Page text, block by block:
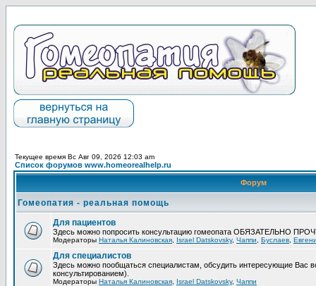
Текущее время Вс Авг 09, 2026 12:03 am
Список форумов www.homeorealhelp.ru
Форум
Гомеопатия - реальная помощь
Для пациентов
Здесь можно попросить консультацию гомеопата ОБЯЗАТЕЛЬНО
Модераторы Наталья Калиновская Israel Datskovsky, Чаппи Буслаев
Для специалистов
Здесь можно пообщаться специалистам, обсудить интересующие Вас
консультированием).
Модераторы Наталья Калиновская Israel Datskovsky, Чаппи